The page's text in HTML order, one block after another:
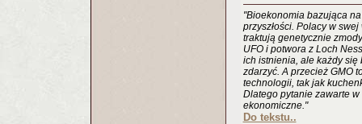
"Bioekonomia bazująca
przyszłości. Polacy w
traktują genetycznie
UFO i potwora z Loch
ich istnienia, ale każdy się
zdarzyć. A przecież GMO
technologii, tak jak
Dlatego pytanie zawarte
ekonomiczne."
Do tekstu..